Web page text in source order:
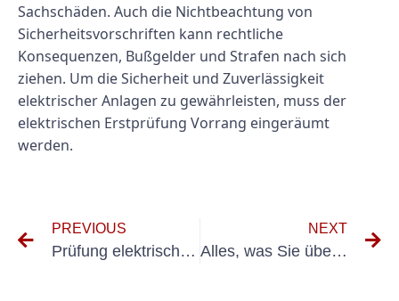
Sachschäden. Auch die Nichtbeachtung von
Sicherheitsvorschriften kann rechtliche
Konsequenzen, Bußgelder und Strafen nach sich
ziehen. Um die Sicherheit und Zuverlässigkeit
elektrischer Anlagen zu gewährleisten, muss der
elektrischen Erstprüfung Vorrang eingeräumt
werden.
PREVIOUS
Prüfung elektrischer Anlagen Luftfahrt
NEXT
Alles, was Sie über die BG UVV Fahrzeuge-Prüfungen wissen müssen